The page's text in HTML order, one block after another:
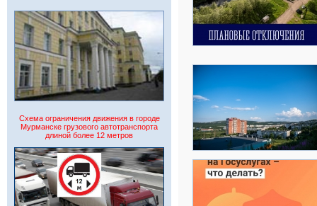
Схема ограничения движения в городе
Мурманске грузового автотранспорта
длиной более 12 метров